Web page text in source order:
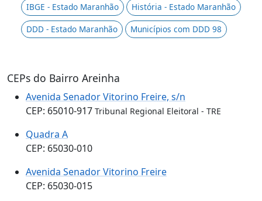
IBGE - Estado Maranhão
História - Estado Maranhão
DDD - Estado Maranhão
Municípios com DDD 98
CEPs do Bairro Areinha
Avenida Senador Vitorino Freire, s/n
CEP: 65010-917 Tribunal Regional Eleitoral - TRE
Quadra A
CEP: 65030-010
Avenida Senador Vitorino Freire
CEP: 65030-015